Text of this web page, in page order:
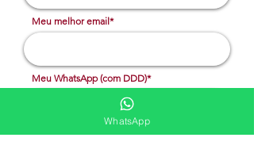
Meu melhor email*
Meu WhatsApp (com DDD)*
Caso deseje, deixe aqui outras
WhatsApp